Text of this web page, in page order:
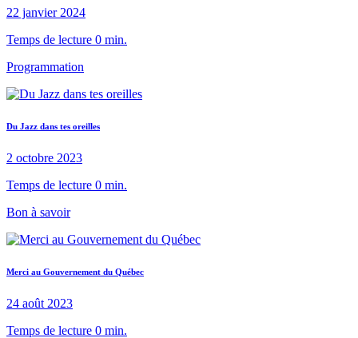
22 janvier 2024
Temps de lecture 0 min.
Programmation
Du Jazz dans tes oreilles
2 octobre 2023
Temps de lecture 0 min.
Bon à savoir
Merci au Gouvernement du Québec
24 août 2023
Temps de lecture 0 min.